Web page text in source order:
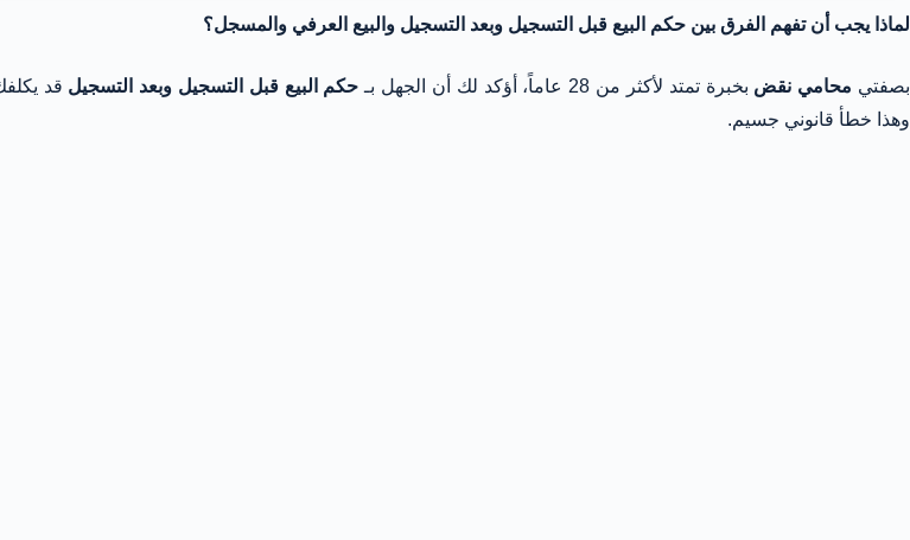
لماذا يجب أن تفهم الفرق بين حكم البيع قبل التسجيل وبعد التسجيل والبيع العرفي والمسجل؟
بصفتي محامي نقض بخبرة تمتد لأكثر من 28 عاماً، أؤكد لك أن الجهل بـ حكم البيع قبل التسجيل وبعد التسجيل قد
وهذا خطأ قانوني جسيم.